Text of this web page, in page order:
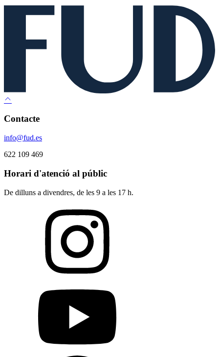
Contacte
info@fud.es
622 109 469
Horari d'atenció al públic
De dilluns a divendres, de les 9 a les 17 h.